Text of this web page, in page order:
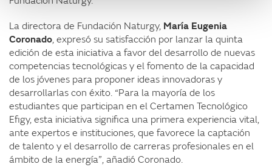
La directora de Fundación Naturgy, María Eugenia
Coronado, expresó su satisfacción por lanzar la quinta
edición de esta iniciativa a favor del desarrollo de nuevas
competencias tecnológicas y el fomento de la capacidad
de los jóvenes para proponer ideas innovadoras y
desarrollarlas con éxito. “Para la mayoría de los
estudiantes que participan en el Certamen Tecnológico
Efigy, esta iniciativa significa una primera experiencia vital,
ante expertos e instituciones, que favorece la captación
de talento y el desarrollo de carreras profesionales en el
ámbito de la energía”, añadió Coronado.